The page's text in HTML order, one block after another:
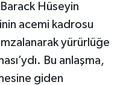
Hüseyin
acemi kadrosu
yürürlüğe
Bu anlaşma,
giden